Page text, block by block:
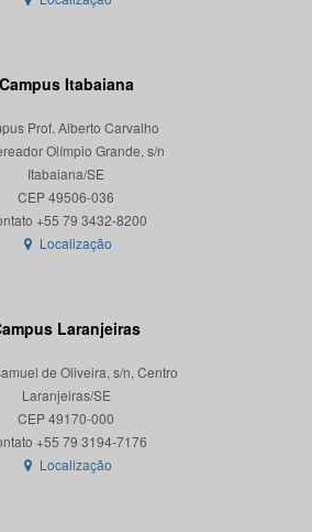
Campus Itabaiana
Prof. Alberto Carvalho
Olímpio Grande, s/n
Itabaiana/SE
CEP 49506-036
Localização
Laranjeiras
de Oliveira, s/n, Centro
Laranjeiras/SE
CEP 49170-000
Localização